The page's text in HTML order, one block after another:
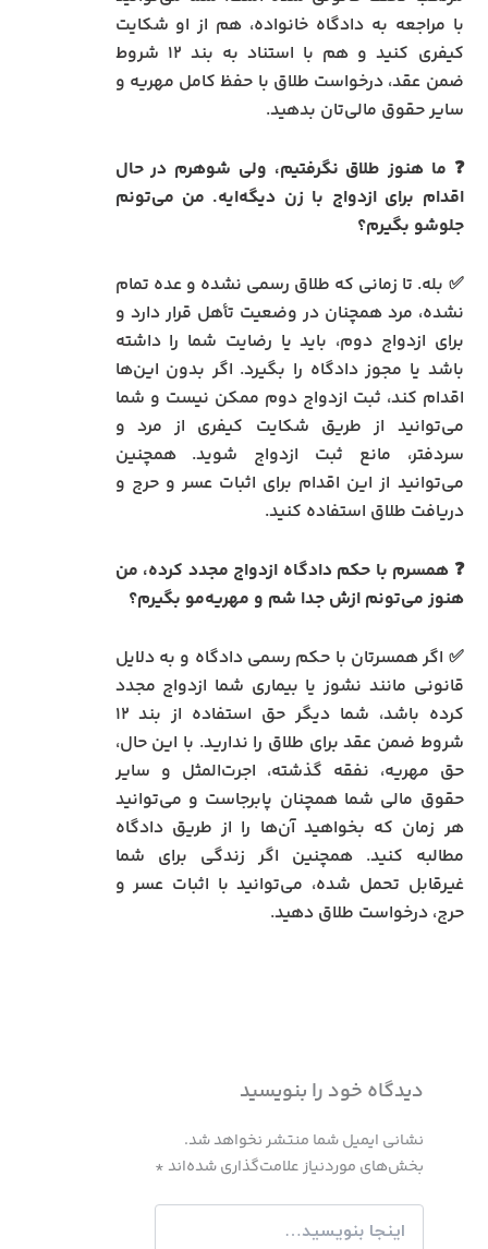
با مراجعه به دادگاه خانواده، هم از او شکایت
کیفری کنید و هم با استناد به بند ۱۲ شروط
ضمن عقد، درخواست طلاق با حفظ کامل مهریه و
سایر حقوق مالی‌تان بدهید.
❓ ما هنوز طلاق نگرفتیم، ولی شوهرم در حال
اقدام برای ازدواج با زن دیگه‌ایه. من می‌تونم
جلوشو بگیرم؟
✅ بله. تا زمانی که طلاق رسمی نشده و عده تمام
نشده، مرد همچنان در وضعیت تأهل قرار دارد و
برای ازدواج دوم، باید یا رضایت شما را داشته
باشد یا مجوز دادگاه را بگیرد. اگر بدون این‌ها
اقدام کند، ثبت ازدواج دوم ممکن نیست و شما
می‌توانید از طریق شکایت کیفری از مرد و
سردفتر، مانع ثبت ازدواج شوید. همچنین
می‌توانید از این اقدام برای اثبات عسر و حرج و
دریافت طلاق استفاده کنید.
❓ همسرم با حکم دادگاه ازدواج مجدد کرده، من
هنوز می‌تونم ازش جدا شم و مهریه‌مو بگیرم؟
✅ اگر همسرتان با حکم رسمی دادگاه و به دلایل
قانونی مانند نشوز یا بیماری شما ازدواج مجدد
کرده باشد، شما دیگر حق استفاده از بند ۱۲
شروط ضمن عقد برای طلاق را ندارید. با این حال،
حق مهریه، نفقه گذشته، اجرت‌المثل و سایر
حقوق مالی شما همچنان پابرجاست و می‌توانید
هر زمان که بخواهید آن‌ها را از طریق دادگاه
مطالبه کنید. همچنین اگر زندگی برای شما
غیرقابل تحمل شده، می‌توانید با اثبات عسر و
حرج، درخواست طلاق دهید.
دیدگاه‌ خود را بنویسید
نشانی ایمیل شما منتشر نخواهد شد.
بخش‌های موردنیاز علامت‌گذاری شده‌اند *
اینجا
بنویسید…